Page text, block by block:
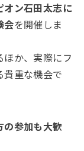
オン石田太志に
会を開催しま
か、実際にフ
貴重な機会で
の参加も大歓